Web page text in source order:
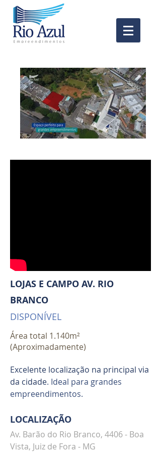
LOCALIZAÇÃO
Av. Barão do Rio Branco, 4406 - Boa
Vista, Juiz de Fora - MG
LOJAS E CAMPO AV. RIO
BRANCO
DISPONÍVEL
Área total 1.140m²
(Aproximadamente)
Excelente localização na principal via
da cidade. Ideal para grandes
empreendimentos.